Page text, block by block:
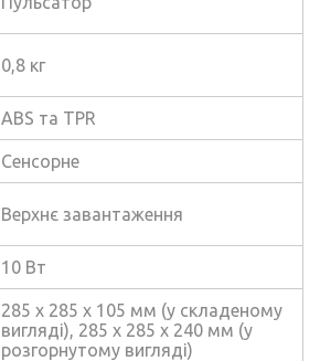
0,8 кг
ABS та TPR
Сенсорне
Верхнє завантаження
10 Вт
285 x 285 x 105 мм (у складеному
вигляді), 285 x 285 x 240 мм (у
розгорнутому вигляді)